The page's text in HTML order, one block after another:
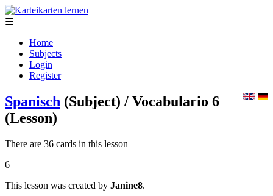
☰
Home
Subjects
Login
Register
Spanisch (Subject) / Vocabulario 6
(Lesson)
There are 36 cards in this lesson
6
This lesson was created by Janine8.